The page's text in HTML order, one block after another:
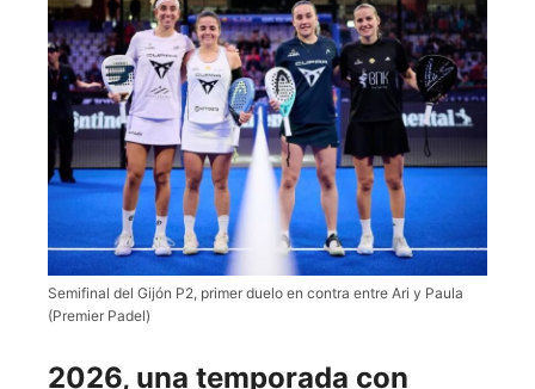
Semifinal del Gijón P2, primer duelo en contra entre Ari y Paula
(Premier Padel)
2026, una temporada con